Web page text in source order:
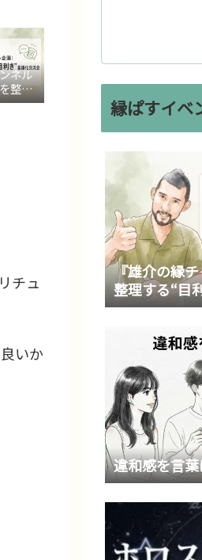
ネル
整理
化交
チュ
いか
縁ぱすイベ
『雄介の縁
整理する“目
違和感を言